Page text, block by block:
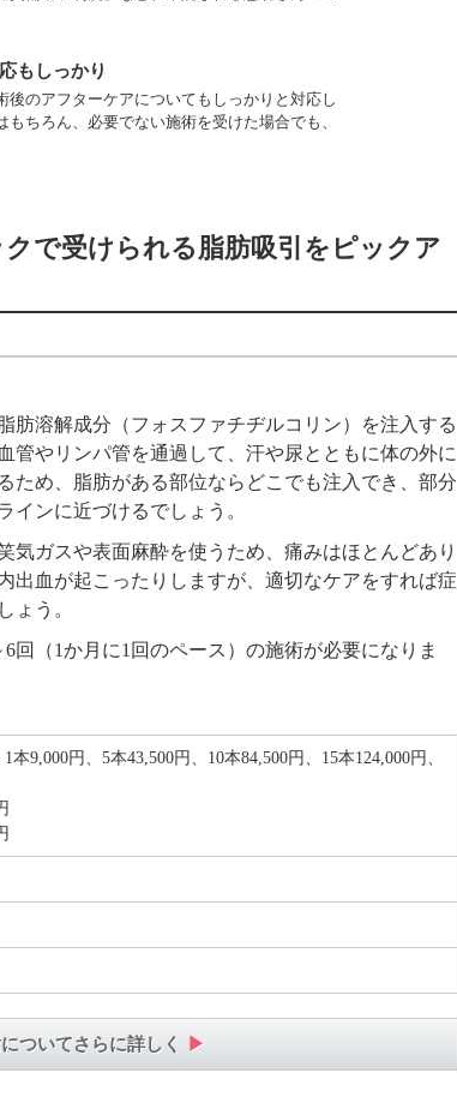
もしっかり
のアフターケアについてもしっかりと対応し
ちろん、必要でない施術を受けた場合でも、
で受けられる脂肪吸引をピックア
肪溶解成分（フォスファチヂルコリン）を注入する
管やリンパ管を通過して、汗や尿とともに体の外に
ため、脂肪がある部位ならどこでも注入でき、部分
インに近づけるでしょう。
気ガスや表面麻酔を使うため、痛みはほとんどあり
出血が起こったりしますが、適切なケアをすれば症
ょう。
回（1か月に1回のペース）の施術が必要になりま
本9,000円、5本43,500円、10本84,500円、15本124,000円、
ついてさらに詳しく